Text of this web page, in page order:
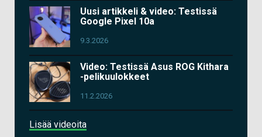
Uusi artikkeli & video: Testissä
Google Pixel 10a
9.3.2026
Video: Testissä Asus ROG Kithara
-pelikuulokkeet
11.2.2026
Lisää videoita